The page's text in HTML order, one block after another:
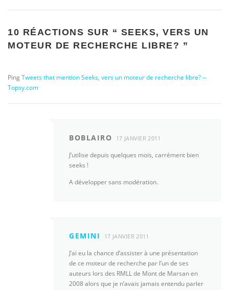
10 RÉACTIONS SUR “ SEEKS, VERS UN
MOTEUR DE RECHERCHE LIBRE? ”
PingTweets that mention Seeks, vers un moteur de recherche libre? --
Topsy.com
BOBLAIRO 17 JANVIER 2011
J’utilise depuis quelques mois, carrément bien
seeks !
A développer sans modération.
GEMINI 17 JANVIER 2011
J’ai eu la chance d’assister à une présentation
de ce moteur de recherche par l’un de ses
auteurs lors des RMLL de Mont de Marsan en
2008 alors que je n’avais jamais entendu parler